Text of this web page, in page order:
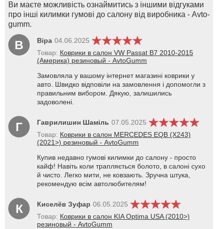
Ви маєте можливість ознаймитись з іншими відгуками
про інші килимки гумові до салону від виробника - Avto-
gumm.
В Віра 04.06.2025
Товар: Коврики в салон VW Passat B7 2010-2015
(Америка) резиновый - AvtoGumm
Замовляла у вашому інтернет магазині коврики у
авто. Швидко відповіли на замовлення і допомогли з
правильним вибором. Дякую, залишились
задоволені.
Г Гаврилишин Шаміль 07.05.2025
Товар: Коврики в салон MERCEDES EQB (X243)
(2021>) резиновый - AvtoGumm
Купив недавно гумові килимки до салону - просто
кайф! Навіть коли трапляється болото, в салоні сухо
й чисто. Легко мити, не ковзають. Зручна штука,
рекомендую всім автолюбителям!
К Киселёв Зуфар 06.05.2025
Товар: Коврики в салон KIA Optima USA (2010>)
резиновый - AvtoGumm